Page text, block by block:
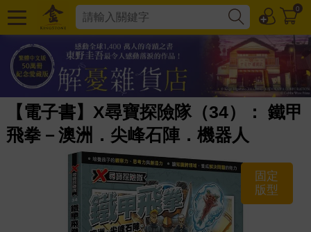
0
【電子書】X尋寶探險隊（34）： 鐵甲
飛拳－澳洲．尖峰石陣．機器人
固定
版型